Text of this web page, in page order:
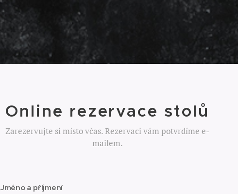
Online rezervace stolů
Zarezervujte si místo včas. Rezervaci vám potvrdíme e-
mailem.
Jméno a příjmení